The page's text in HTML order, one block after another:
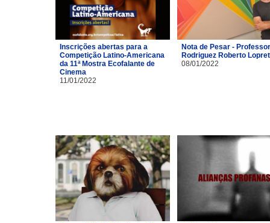
Inscrições abertas para a
Competição Latino-Americana
da 11ª Mostra Ecofalante de
Cinema
11/01/2022
Nota de Pesar -
Rodriguez Roberto
08/01/2022